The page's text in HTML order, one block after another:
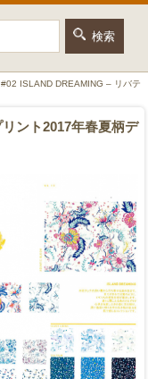
ISLAND DREAMING – リバテ
ント2017年春夏柄デ